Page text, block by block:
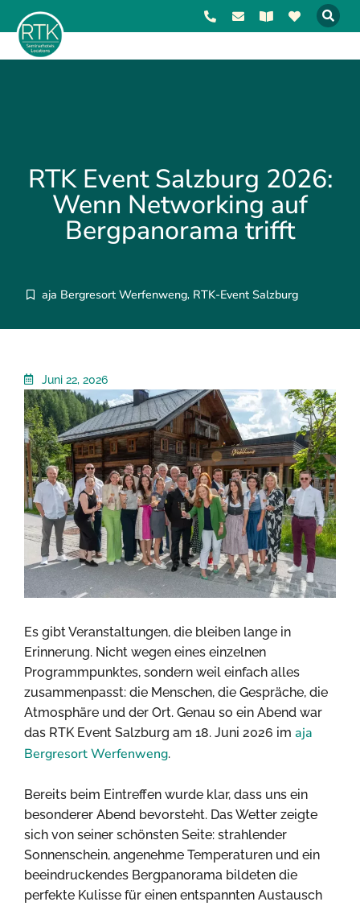
RTK Event Salzburg 2026:
Wenn Networking auf
Bergpanorama trifft
aja Bergresort Werfenweng, RTK-Event Salzburg
Juni 22, 2026
Es gibt Veranstaltungen, die bleiben lange in
Erinnerung. Nicht wegen eines einzelnen
Programmpunktes, sondern weil einfach alles
zusammenpasst: die Menschen, die Gespräche, die
Atmosphäre und der Ort. Genau so ein Abend war
das RTK Event Salzburg am 18. Juni 2026 im aja
Bergresort Werfenweng.
Bereits beim Eintreffen wurde klar, dass uns ein
besonderer Abend bevorsteht. Das Wetter zeigte
sich von seiner schönsten Seite: strahlender
Sonnenschein, angenehme Temperaturen und ein
beeindruckendes Bergpanorama bildeten die
perfekte Kulisse für einen entspannten Austausch